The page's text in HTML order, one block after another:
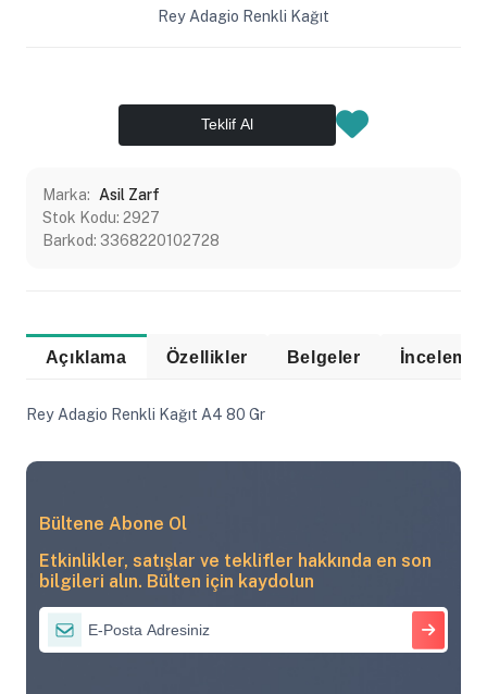
Rey Adagio Renkli Kağıt
Teklif Al
Marka:
Asil Zarf
Stok Kodu: 2927
Barkod: 3368220102728
Açıklama Özellikler Belgeler
Rey Adagio Renkli Kağıt A4 80 Gr
Bültene Abone Ol
Etkinlikler, satışlar ve teklifler hakkında en son
bilgileri alın. Bülten için kaydolun